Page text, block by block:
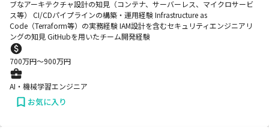
ブなアーキテクチャ設計の知見（コンテナ、サーバーレス、マイクロサービ
ス等） CI/CDパイプラインの構築・運用経験 Infrastructure as
Code（Terraform等）の実務経験 IAM設計を含むセキュリティエンジニアリ
ングの知見 GitHubを用いたチーム開発経験
700万円〜900万円
AI・機械学習エンジニア
お気に入り